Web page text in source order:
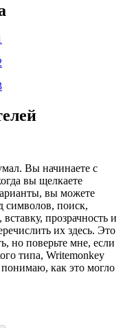
Вы начинаете с
вы щелкаете
вы можете
символов, поиск,
прозрачность и
их здесь. Это
но поверьте мне, если
типа, Writemonkey
как это могло